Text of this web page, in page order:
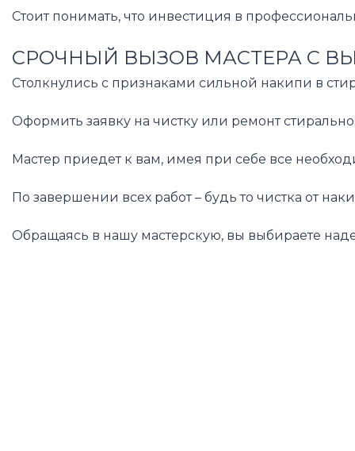
Стоит понимать, что инвестиция в
СРОЧНЫЙ ВЫЗОВ МАСТЕРА С
Столкнулись с признаками сильной накипи в
Оформить заявку на чистку или ремонт
Мастер приедет к вам, имея при себе все
По завершении всех работ – будь то чистка от
Обращаясь в нашу мастерскую, вы выбираете